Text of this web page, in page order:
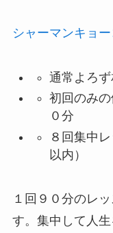
シャーマンキョ
通常よろ
初回のみ
０分
８回集中
以内）
１回９０分のレ
す。集中して人